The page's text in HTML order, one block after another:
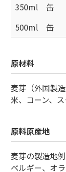
350ml 缶
500ml 缶
原材料
麦芽（外国製
米、コーン、
原料原産地
麦芽の製造地
ベルギー、オ